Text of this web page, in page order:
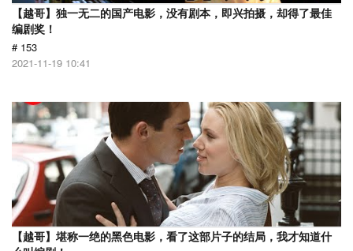
【越哥】独一无二的国产电影，没有剧本，即兴拍摄，却得了最佳
编剧奖！
# 153
2021-11-19 10:41
【越哥】堪称一绝的黑色电影，看了这部片子的结局，我才知道什